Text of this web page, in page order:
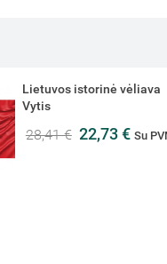
Lietuvos istorinė vėliava
Vytis
28,41 € 22,73 € Su